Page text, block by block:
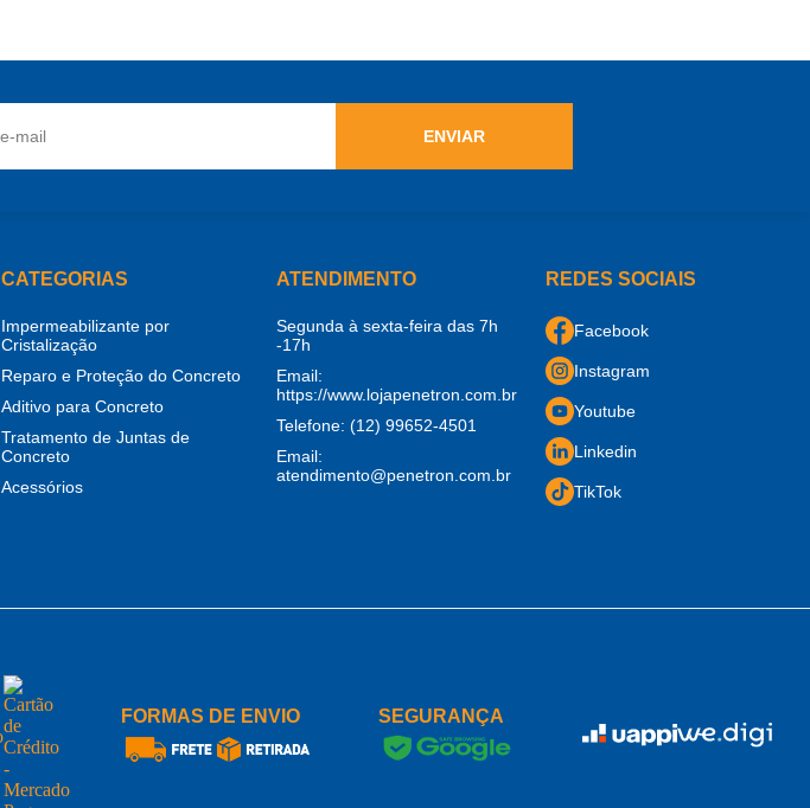
ENVIAR
CATEGORIAS
Impermeabilizante por
Cristalização
Reparo e Proteção do Concreto
Aditivo para Concreto
Tratamento de Juntas de
Concreto
Acessórios
ATENDIMENTO
Segunda à sexta-feira das 7h
-17h
Email:
https://www.lojapenetron.com.br
Telefone: (12) 99652-4501
Email:
atendimento@penetron.com.br
REDES SOCIAIS
Facebook
Instagram
Youtube
Linkedin
TikTok
FORMAS DE ENVIO SEGURANÇA